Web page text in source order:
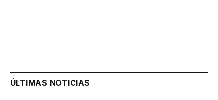
ÚLTIMAS NOTICIAS